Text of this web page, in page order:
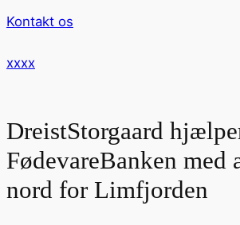
Kontakt os
xxxx
DreistStorgaard
FødevareBanken med
nord for Limfjorden